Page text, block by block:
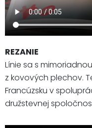
REZANIE
Línie sa s
z kovových plechov.
Francúzsku v
družstevnej